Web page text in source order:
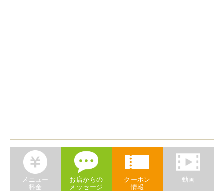
メニュー
料金
お店からの
メッセージ
クーポン
情報
動画